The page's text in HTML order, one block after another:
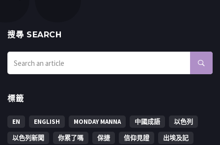
搜㝷 SEARCH
標籤
EN ENGLISH MONDAY MANNA 中國成語
以色列
以色列新聞
你累了嗎 保捷 信仰見證
出埃及記